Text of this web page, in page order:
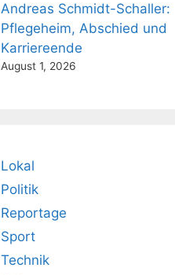
Andreas Schmidt-Schaller:
Pflegeheim, Abschied und
Karriereende
August 1, 2026
Lokal
Politik
Reportage
Sport
Technik